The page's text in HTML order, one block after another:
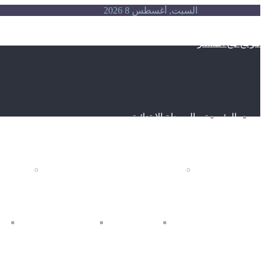
موقع مع المستر
الرئيسية المرحلة الابتدائية
رابعة الترم الاول
السبت, أغسطس 8 2026